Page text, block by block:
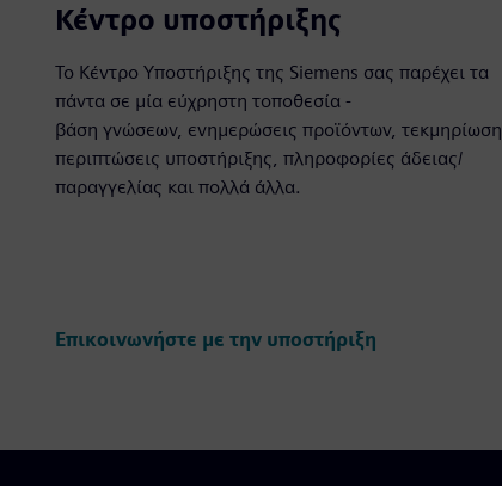
Κέντρο υποστήριξης
Το Κέντρο Υποστήριξης της Siemens σας παρέχει τα
πάντα σε μία εύχρηστη τοποθεσία -
βάση γνώσεων, ενημερώσεις προϊόντων, τεκμηρίωση,
περιπτώσεις υποστήριξης, πληροφορίες άδειας/
παραγγελίας και πολλά άλλα.
Επικοινωνήστε με την υποστήριξη